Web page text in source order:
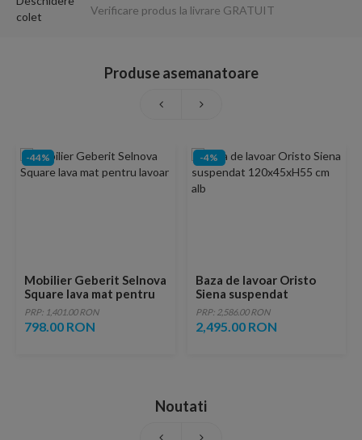
Verificare produs la livrare GRATUIT
Produse asemanatoare
-44%
Mobilier Geberit Selnova
Square lava mat pentru
lavoar
PRP: 1,401.00 RON
798.00 RON
-4%
Baza de lavoar Oristo
Siena suspendat
120x45xH55 cm alb
PRP: 2,586.00 RON
2,495.00 RON
Noutati